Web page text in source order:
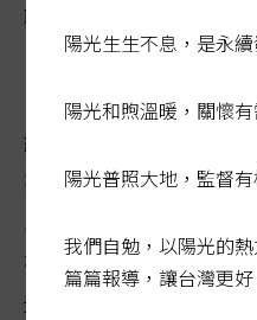
聯合報 / 記者蔡容喬、古
綠色和平曾發表「消
推估台灣廿至四十五
二○萬件衣服，等於
被扔掉。全球每年約
是現今全球人口的十
陽光生生不息，是永
陽光和煦溫暖，關懷有
陽光普照大地，監督有
我們自勉，以陽光的
篇篇報導，讓台灣更好